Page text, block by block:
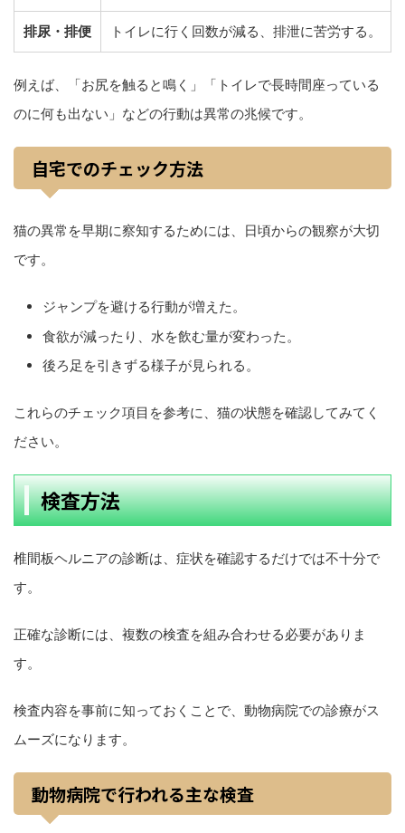
排尿・排便 トイレに行く回数が減る、排泄に苦労する。
例えば、「お尻を触ると鳴く」「トイレで長時間座っている
のに何も出ない」などの行動は異常の兆候です。
自宅でのチェック方法
猫の異常を早期に察知するためには、日頃からの観察が大切
です。
ジャンプを避ける行動が増えた。
食欲が減ったり、水を飲む量が変わった。
後ろ足を引きずる様子が見られる。
これらのチェック項目を参考に、猫の状態を確認してみてく
ださい。
検査方法
椎間板ヘルニアの診断は、症状を確認するだけでは不十分で
す。
正確な診断には、複数の検査を組み合わせる必要がありま
す。
検査内容を事前に知っておくことで、動物病院での診療がス
ムーズになります。
動物病院で行われる主な検査